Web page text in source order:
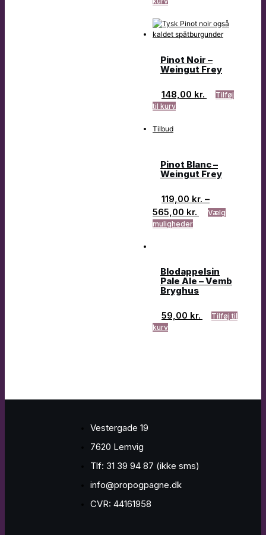
Pinot Noir –
Weingut Frey
148,00 kr.
Tilføj
til kurv
Tilbud
Pinot Blanc –
Weingut Frey
119,00 kr. –
565,00 kr.
Vælg
muligheder
Blodappelsin
Pale Ale – Vemb
Bryghus
59,00 kr.
Tilføj til
kurv
Vestergade 19
7620 Lemvig
Tlf: 31 39 94 87 (ikke sms)
info@propogpagne.dk
CVR: 44161958